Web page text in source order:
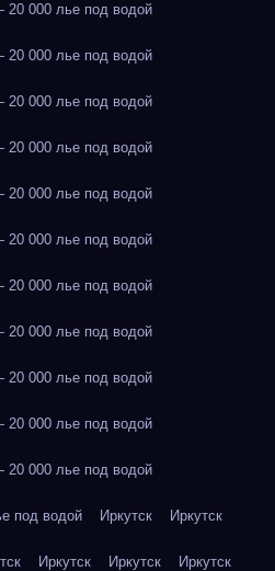
000 лье под водой
000 лье под водой
000 лье под водой
000 лье под водой
000 лье под водой
000 лье под водой
000 лье под водой
000 лье под водой
000 лье под водой
000 лье под водой
000 лье под водой
под водой Иркутск Иркутск
Иркутск Иркутск Иркутск